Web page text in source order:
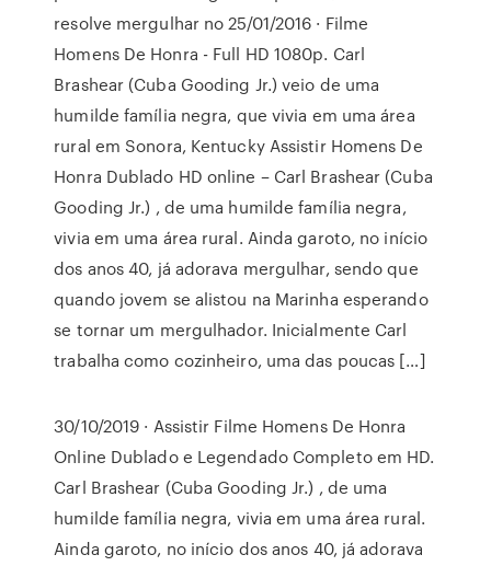
resolve mergulhar no 25/01/2016 · Filme
Homens De Honra - Full HD 1080p. Carl
Brashear (Cuba Gooding Jr.) veio de uma
humilde família negra, que vivia em uma área
rural em Sonora, Kentucky Assistir Homens De
Honra Dublado HD online – Carl Brashear (Cuba
Gooding Jr.) , de uma humilde família negra,
vivia em uma área rural. Ainda garoto, no início
dos anos 40, já adorava mergulhar, sendo que
quando jovem se alistou na Marinha esperando
se tornar um mergulhador. Inicialmente Carl
trabalha como cozinheiro, uma das poucas […]
30/10/2019 · Assistir Filme Homens De Honra
Online Dublado e Legendado Completo em HD.
Carl Brashear (Cuba Gooding Jr.) , de uma
humilde família negra, vivia em uma área rural.
Ainda garoto, no início dos anos 40, já adorava